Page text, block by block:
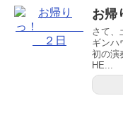
お
さて
ギンハ
初の演
HE...